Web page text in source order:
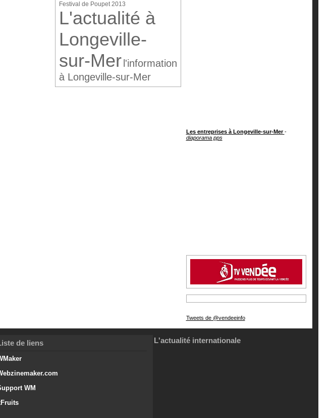
Festival de Poupet 2013
L'actualité à
Longeville-
sur-Mer l'information
à Longeville-sur-Mer
Les entreprises à Longeville-sur-Mer-
diaporama pps
Tweets de @vendeeinfo
de liens
WM
L'actualité internationale